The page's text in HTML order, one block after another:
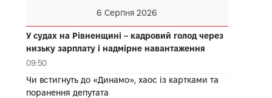
6 Серпня 2026
У судах на Рівненщині – кадровий голод через
низьку зарплату і надмірне навантаження
09:50
Чи встигнуть до «Динамо», хаос із картками та
поранення депутата